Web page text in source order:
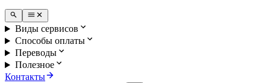
Виды сервисов
Способы оплаты
Переводы
Полезное
Контакты